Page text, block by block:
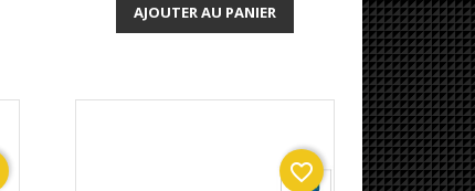
AJOUTER AU PANIER
favorite_border